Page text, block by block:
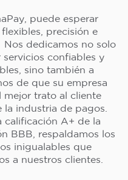
puede esperar
precisión e
dedicamos no solo
servicios confiables y
sino también a
de que su empresa
mejor trato al cliente
la industria de pagos.
calificación A+ de la
BBB, respaldamos los
inigualables que
a nuestros clientes.